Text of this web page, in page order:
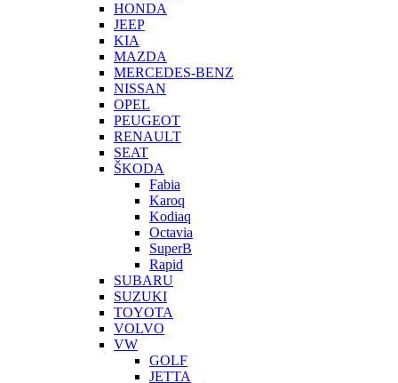
HONDA
JEEP
KIA
MAZDA
MERCEDES-BENZ
NISSAN
OPEL
PEUGEOT
RENAULT
SEAT
ŠKODA
Fabia
Karoq
Kodiaq
Octavia
SuperB
Rapid
SUBARU
SUZUKI
TOYOTA
VOLVO
VW
GOLF
JETTA